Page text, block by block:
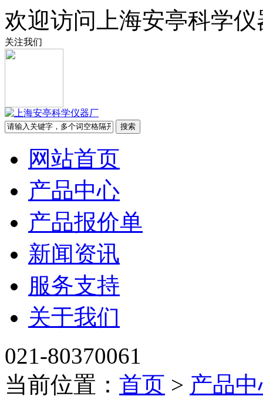
欢迎访问上海安亭科学
关注我们
网站首页
产品中心
产品报价单
新闻资讯
服务支持
关于我们
021-80370061
当前位置： 首页 > 产品